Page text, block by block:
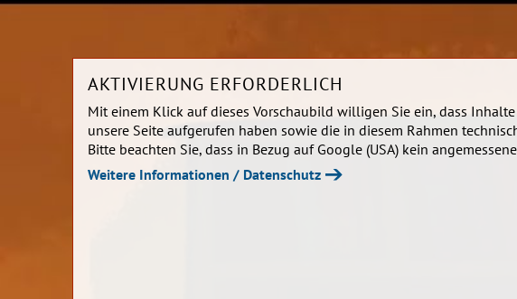
AKTIVIERUNG ERFORDERLICH
Mit einem Klick auf dieses Vorschaubild willigen Sie ein, dass
unsere Seite aufgerufen haben sowie die in diesem Rahmen
Bitte beachten Sie, dass in Bezug auf Google (USA) kein
Weitere Informationen / Datenschutz